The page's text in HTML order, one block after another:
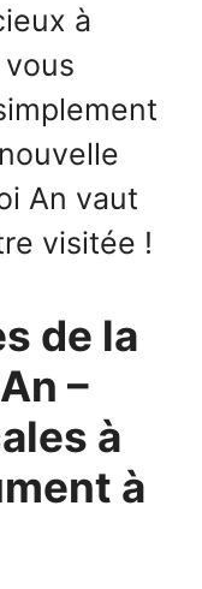
à
An vaut
visitée !
de la
–
à
à